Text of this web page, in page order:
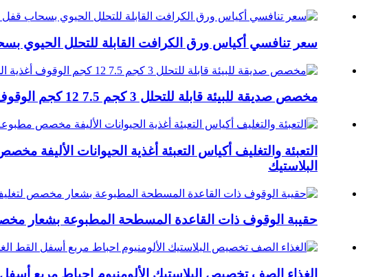
سعر تنافسي أكياس ورق الكرافت القابلة للتحلل الحيوي
مخصص صديقة للبيئة قابلة للتحلل 3 كجم 7.5 12 كجم الوقوف أغذية الحيوانات الأليفة كيس التغليف البلاستيك مختومة مايلر كلب أغذية التعبئة والتغليف حقيبة
البلاستيك
حقيبة الوقوف ذات القاعدة المسطحة المطبوعة بشعار
الغذاء الصف تخصيص البلاستيك الألومنيوم احباط مربع